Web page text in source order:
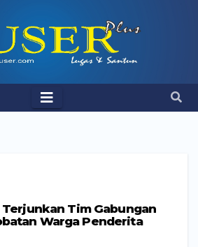
Tim Gabungan
Warga Penderita